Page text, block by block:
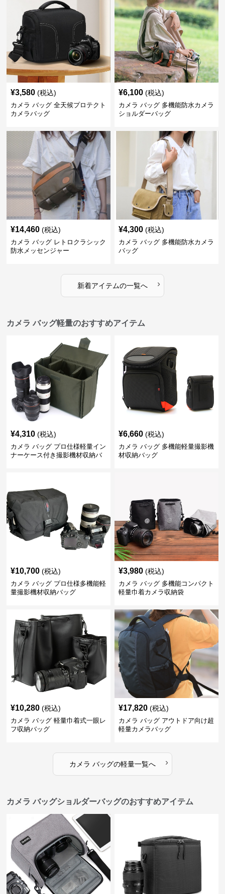
¥3,580 (税込)
カメラ バッグ 全天候プロテクト
カメラバッグ
¥6,100 (税込)
カメラ バッグ 多機能防水カメラ
ショルダーバッグ
¥14,460 (税込)
カメラ バッグ レトロクラシック
防水メッセンジャー
¥4,300 (税込)
カメラ バッグ 多機能防水カメラ
バッグ
新着アイテムの一覧へ ›
カメラ バッグ軽量のおすすめアイテム
¥4,310 (税込)
カメラ バッグ プロ仕様軽量イン
ナーケース付き撮影機材収納バ
¥6,660 (税込)
カメラ バッグ 多機能軽量撮影機
材収納バッグ
¥10,700 (税込)
カメラ バッグ プロ仕様多機能軽
量撮影機材収納バッグ
¥3,980 (税込)
カメラ バッグ 多機能コンパクト
軽量巾着カメラ収納袋
¥10,280 (税込)
カメラ バッグ 軽量巾着式一眼レ
フ収納バッグ
¥17,820 (税込)
カメラ バッグ アウトドア向け超
軽量カメラバッグ
カメラ バッグの軽量一覧へ ›
カメラ バッグショルダーバッグのおすすめアイテム